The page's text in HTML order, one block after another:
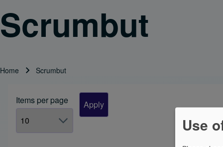
Close search
Scrumbut
Breadcrumb
Home Scrumbut
Items per page
Use